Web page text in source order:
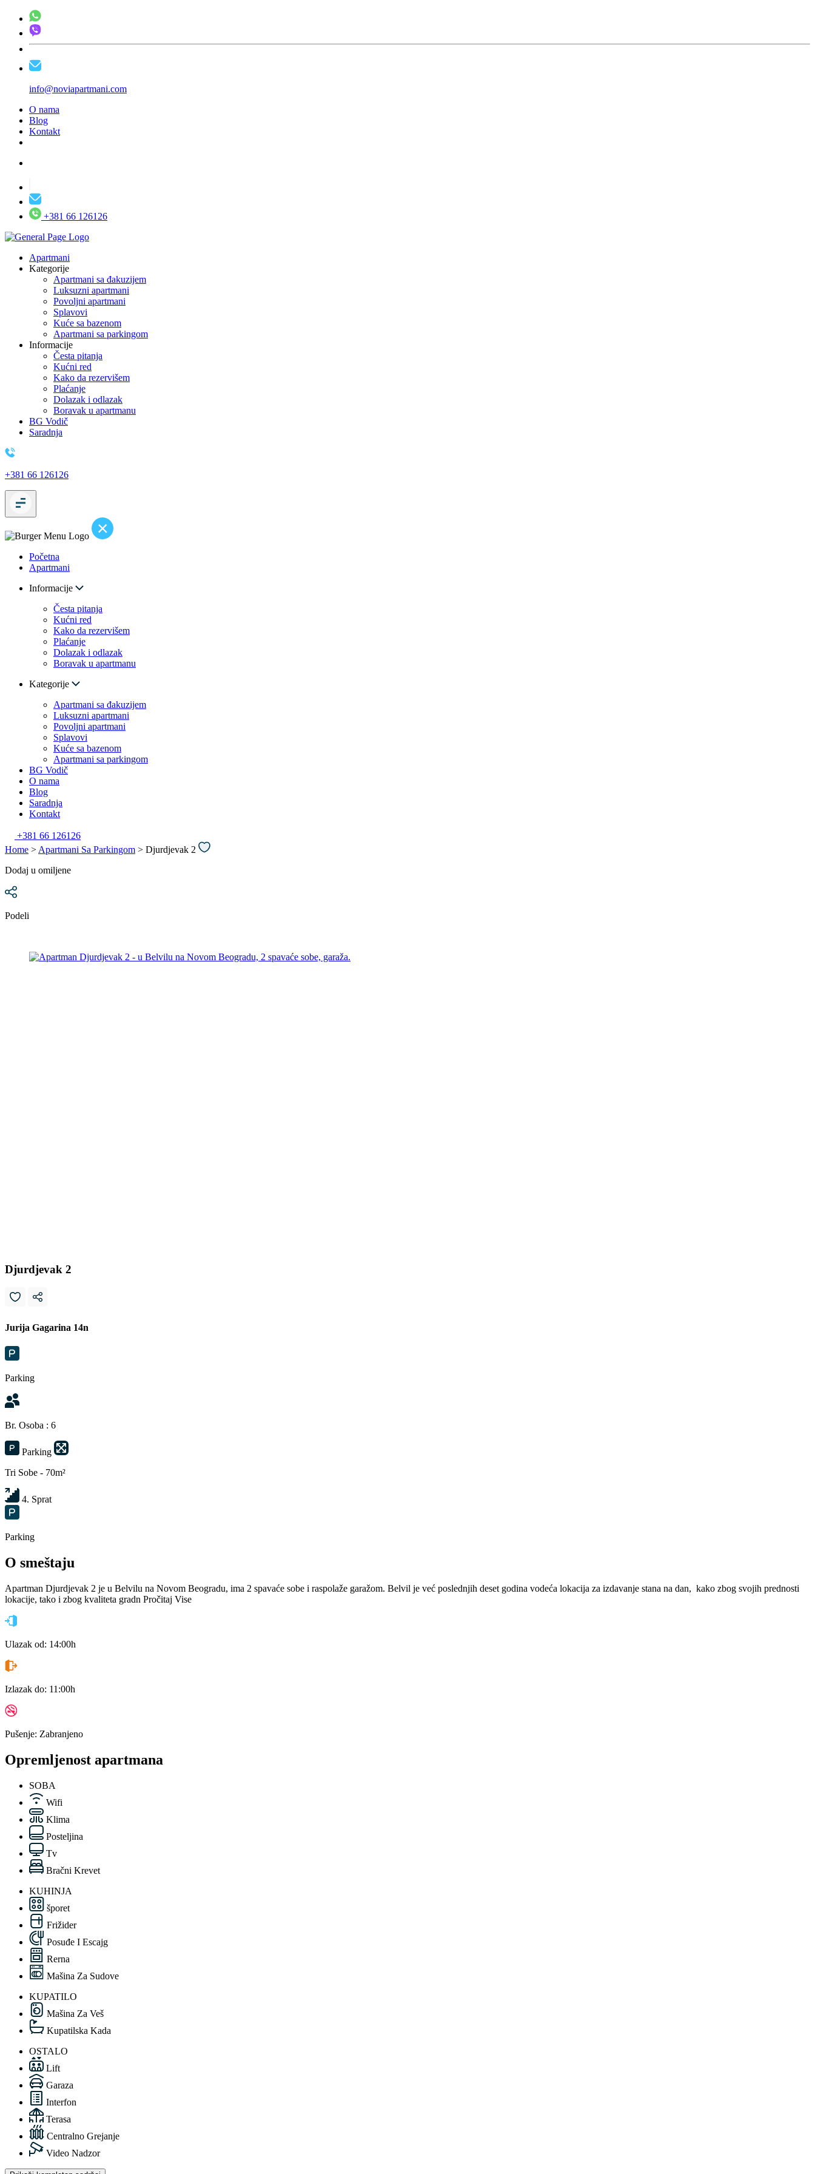
info@noviapartmani.com
O nama
Blog
Kontakt
+381 66 126126
Apartmani
Kategorije
Apartmani sa đakuzijem
Luksuzni apartmani
Povoljni apartmani
Splavovi
Kuće sa bazenom
Apartmani sa parkingom
Informacije
Česta pitanja
Kućni red
Kako da rezervišem
Plaćanje
Dolazak i odlazak
Boravak u apartmanu
BG Vodič
Saradnja
+381 66 126126
Početna
Apartmani
Informacije
Česta pitanja
Kućni red
Kako da rezervišem
Plaćanje
Dolazak i odlazak
Boravak u apartmanu
Kategorije
Apartmani sa đakuzijem
Luksuzni apartmani
Povoljni apartmani
Splavovi
Kuće sa bazenom
Apartmani sa parkingom
BG Vodič
O nama
Blog
Saradnja
Kontakt
+381 66 126126
Home > Apartmani Sa Parkingom > Djurdjevak 2
Dodaj u omiljene
Podeli
Djurdjevak 2
Jurija Gagarina 14n
Parking
Br. Osoba : 6
Parking
Tri Sobe - 70m²
4. Sprat
Parking
O smeštaju
Apartman Djurdjevak 2 je u Belvilu na Novom Beogradu, ima 2 spavaće sobe i raspolaže garažom. Belvil je već poslednjih deset godina vodeća lokacija za izdavanje stana na dan, kako zbog svojih prednosti
lokacije, tako i zbog kvaliteta gradn Pročitaj Vise
Ulazak od: 14:00h
Izlazak do: 11:00h
Pušenje: Zabranjeno
Opremljenost apartmana
SOBA
Wifi
Klima
Posteljina
Tv
Bračni Krevet
KUHINJA
šporet
Frižider
Posuđe I Escajg
Rerna
Mašina Za Sudove
KUPATILO
Mašina Za Veš
Kupatilska Kada
OSTALO
Lift
Garaza
Interfon
Terasa
Centralno Grejanje
Video Nadzor